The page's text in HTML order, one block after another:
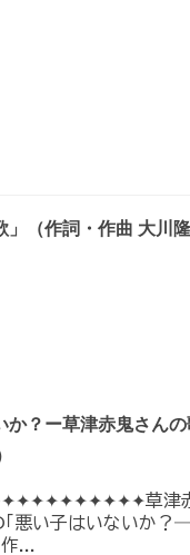
（作詞・作曲 大川隆
か？ー草津赤鬼さん
草津赤
悪い子はいないか？
...